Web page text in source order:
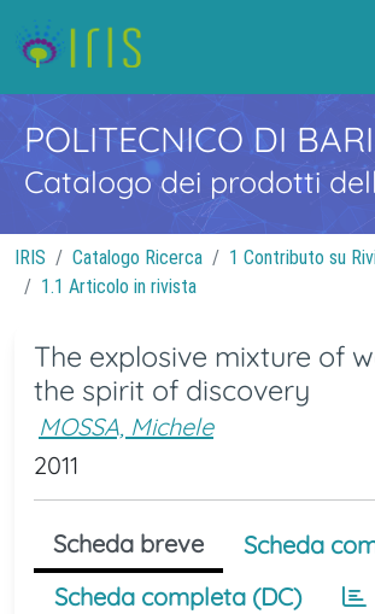
POLITECNICO DI BARI
Catalogo dei prodotti
IRIS Catalogo Ricerca
1 Contributo su
1.1 Articolo in rivista
The explosive mixture of
the spirit of discovery
MOSSA, Michele
2011
Scheda breve
Scheda
Scheda completa (DC)